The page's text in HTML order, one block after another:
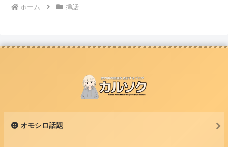
ホーム 挿話
オモシロ話題